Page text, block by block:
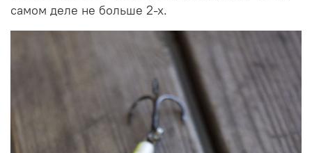
самом деле не больше 2-х.